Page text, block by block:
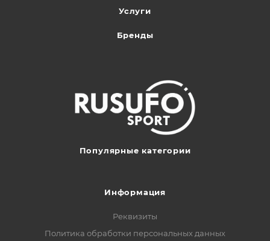
Услуги
Бренды
Популярные категории
Информация
Реквизиты
Политика обработки персональных данных